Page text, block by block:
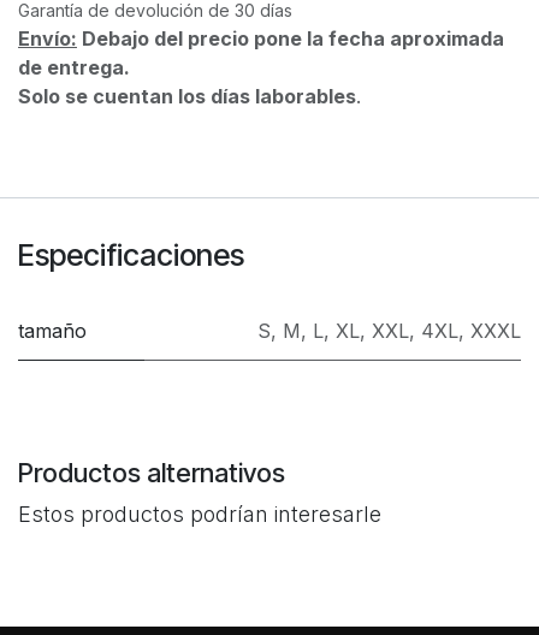
Garantía de devolución de 30 días
Envío: Debajo del precio pone la fecha aproximada
de entrega.
Solo se cuentan los días laborables.
Especificaciones
tamaño S, M, L, XL, XXL, 4XL, XXXL
Productos alternativos
Estos productos podrían interesarle